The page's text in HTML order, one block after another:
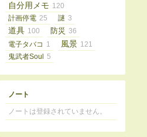
自分用メモ 120
計画停電 25 謎 3
道具 100 防災 36
電子タバコ 1 風景 121
鬼武者Soul
5
ノート
ノートは登録されていません。